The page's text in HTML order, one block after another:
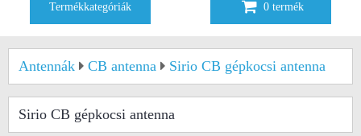
Termékkategóriák 0 termék
Antennák CB antenna Sirio CB gépkocsi antenna
Sirio CB gépkocsi antenna